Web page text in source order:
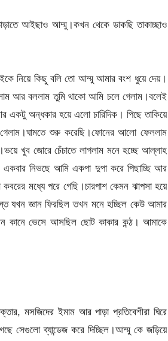
আইছাও আম্মু।কখন থেকে ডাকছি তাকাচ্ছাও
নিয়ে কিছু বলি তো আম্মু আমার বংশ ধুয়ে দেয়।
আর বললাম তুমি থাকো আমি চলে গেলাম।বলেই
অন্ধকার হয়ে এলো চারিদিক। পিছে তাকিয়ে
শুরু করেছি।ফোনের আলো ফেললাম
খুব জোরে চেঁচাতে লাগলাম মনে হচ্ছে আল্লাহ
নিভছে আমি একপা দুপা করে পিছাচ্ছি আর
মধ্যে পরে গেছি।চারপাশ কেমন ঝাপসা হয়ে
যখন জ্ঞান ফিরছিল তখন মনে হচ্ছিল কেউ আমার
কানে ভেসে আসছিল ছোট কাকার কন্ঠ। আমাকে
মসজিদের ইমাম আর পাড়া প্রতিবেশীরা ঘিরে
সেগুলো ব্যান্ডেজ করে দিচ্ছিল।আম্মু কে জড়িয়ে